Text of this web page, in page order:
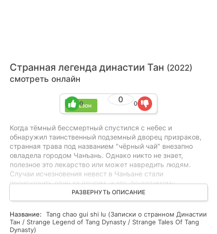
Странная легенда династии Тан (2022)
смотреть онлайн
1 сезон
0
0 0
Когда тёмный бессмертный спустился с небес и
обнаружил таинственный подземный дворец призраков,
странная трава под названием "чёрный чай" внезапно
овладела городом Чанъань. Однако никто не знает,
полезное это лекарство или может навредить людям.
Случаи исчезновения невест в Чанъане стали
происходить один за другим, и это, по-видимому,
связанно с "чёрным чаем"... Генералу стражи Лин Фэну
было поручено расследовать эти случаи. Он встречает
своего сильнейшего противника Су Умина, ученика Ди
Жэньцзе. Им придётся объединить свои усилия, чтобы
раскрыть таинственные дела.
РАЗВЕРНУТЬ ОПИСАНИЕ
Название:
Tang chao gui shi lu (Записки о странном Династии
Тан / Strange Legend of Tang Dynasty / Strange Tales Of Tang
Dynasty)